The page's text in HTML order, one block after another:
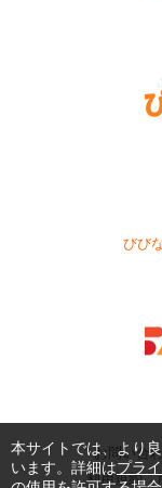
びび
お問い合
利用規約
本サイトでは、より
います。詳細はプラ